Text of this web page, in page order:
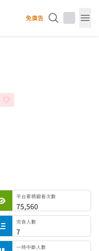
免廣告
平台累積觀看次數
75,560
完食人數
7
一時中斷人數